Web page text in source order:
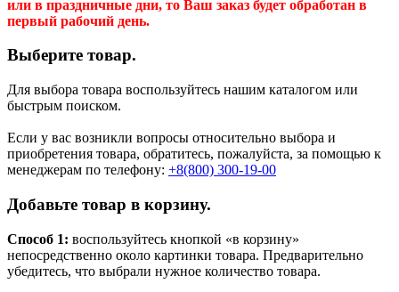
или в праздничные дни, то Ваш заказ будет обработан в
первый рабочий день.
Выберите товар.
Для выбора товара воспользуйтесь нашим каталогом или
быстрым поиском.
Если у вас возникли вопросы относительно выбора и
приобретения товара, обратитесь, пожалуйста, за помощью к
менеджерам по телефону: +8(800) 300-19-00
Добавьте товар в корзину.
Способ 1: воспользуйтесь кнопкой «в корзину»
непосредственно около картинки товара. Предварительно
убедитесь, что выбрали нужное количество товара.